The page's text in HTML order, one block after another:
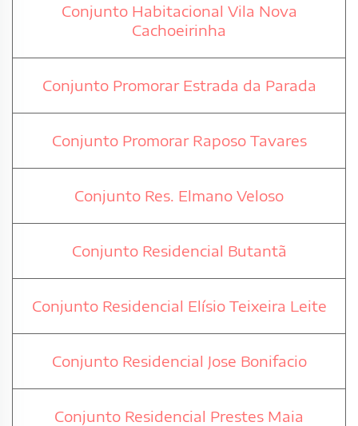
Conjunto Habitacional Vila Nova
Cachoeirinha
Conjunto Promorar Estrada da Parada
Conjunto Promorar Raposo Tavares
Conjunto Res. Elmano Veloso
Conjunto Residencial Butantã
Conjunto Residencial Elísio Teixeira Leite
Conjunto Residencial Jose Bonifacio
Conjunto Residencial Prestes Maia